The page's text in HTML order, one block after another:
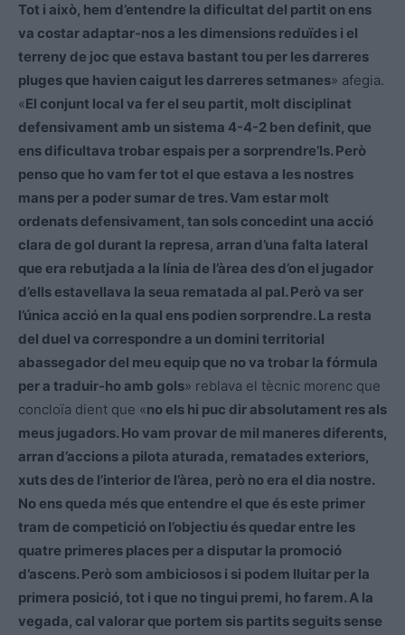
Tot i això, hem d’entendre la dificultat del partit on ens
va costar adaptar-nos a les dimensions reduïdes i el
terreny de joc que estava bastant tou per les darreres
pluges que havien caigut les darreres setmanes» afegia.
«El conjunt local va fer el seu partit, molt disciplinat
defensivament amb un sistema 4-4-2 ben definit, que
ens dificultava trobar espais per a sorprendre’ls. Però
penso que ho vam fer tot el que estava a les nostres
mans per a poder sumar de tres. Vam estar molt
ordenats defensivament, tan sols concedint una acció
clara de gol durant la represa, arran d’una falta lateral
que era rebutjada a la línia de l’àrea des d’on el jugador
d’ells estavellava la seua rematada al pal. Però va ser
l’única acció en la qual ens podien sorprendre. La resta
del duel va correspondre a un domini territorial
abassegador del meu equip que no va trobar la fórmula
per a traduir-ho amb gols» reblava el tècnic morenc que
concloïa dient que «no els hi puc dir absolutament res als
meus jugadors. Ho vam provar de mil maneres diferents,
arran d’accions a pilota aturada, rematades exteriors,
xuts des de l’interior de l’àrea, però no era el dia nostre.
No ens queda més que entendre el que és este primer
tram de competició on l’objectiu és quedar entre les
quatre primeres places per a disputar la promoció
d’ascens. Però som ambiciosos i si podem lluitar per la
primera posició, tot i que no tingui premi, ho farem. A la
vegada, cal valorar que portem sis partits seguits sense